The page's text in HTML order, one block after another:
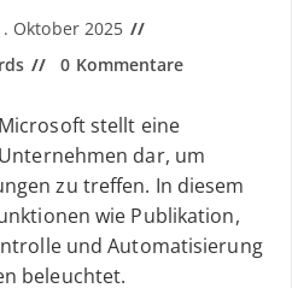
Oktober 2025
0 Kommentare
stellt eine
dar, um
zu treffen. In diesem
wie Publikation,
und Automatisierung
beleuchtet.